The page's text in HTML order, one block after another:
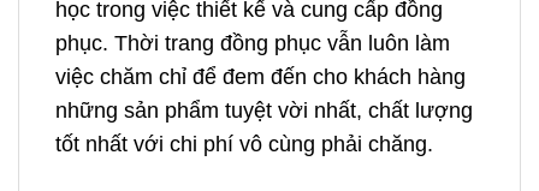
học trong việc thiết kế và cung cấp đồng
phục. Thời trang đồng phục vẫn luôn làm
việc chăm chỉ để đem đến cho khách hàng
những sản phẩm tuyệt vời nhất, chất lượng
tốt nhất với chi phí vô cùng phải chăng.